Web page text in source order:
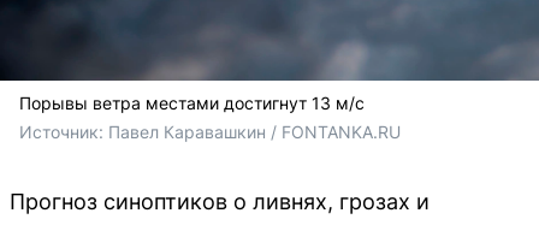
Порывы ветра местами достигнут 13 м/с
Источник: Павел Каравашкин / FONTANKA.RU
Прогноз синоптиков о ливнях, грозах и